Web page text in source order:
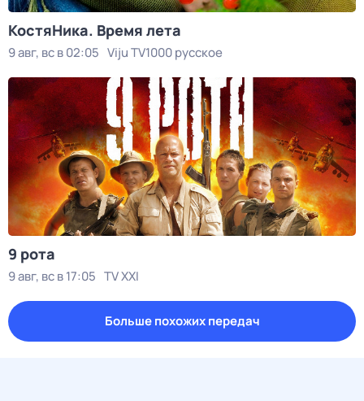
КостяНика. Время лета
9 авг, вс в 02:05 Viju TV1000 русское
9 рота
9 авг, вс в 17:05 TV XXI
Больше похожих передач